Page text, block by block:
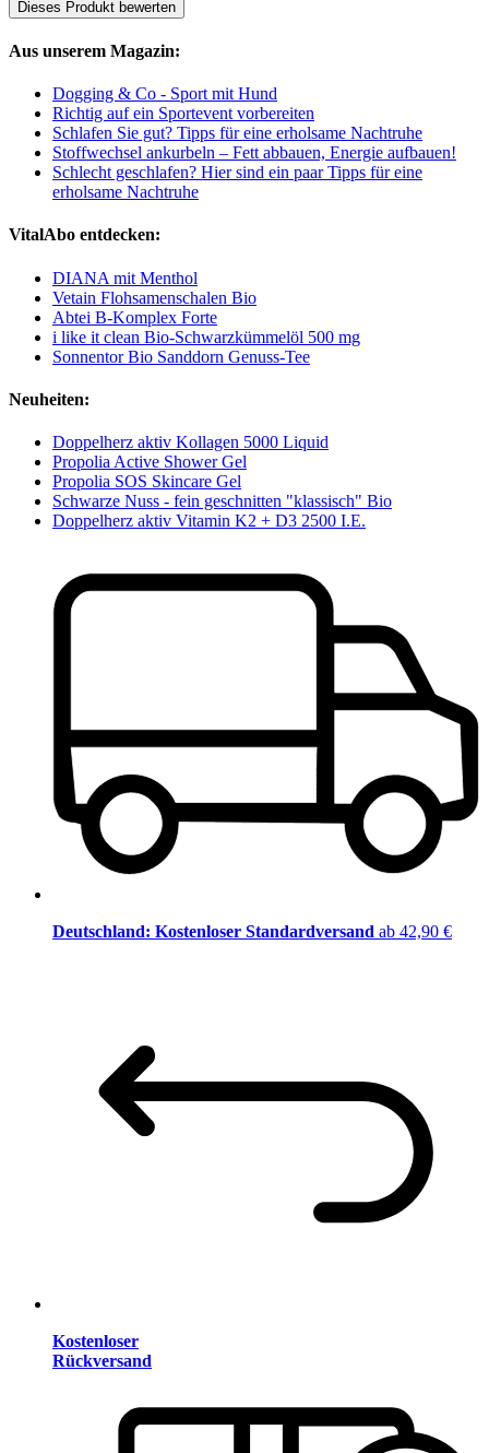
Dieses Produkt bewerten
Aus unserem Magazin:
Dogging & Co - Sport mit Hund
Richtig auf ein Sportevent vorbereiten
Schlafen Sie gut? Tipps für eine erholsame Nachtruhe
Stoffwechsel ankurbeln – Fett abbauen, Energie aufbauen!
Schlecht geschlafen? Hier sind ein paar Tipps für eine
erholsame Nachtruhe
VitalAbo entdecken:
DIANA mit Menthol
Vetain Flohsamenschalen Bio
Abtei B-Komplex Forte
i like it clean Bio-Schwarzkümmelöl 500 mg
Sonnentor Bio Sanddorn Genuss-Tee
Neuheiten:
Doppelherz aktiv Kollagen 5000 Liquid
Propolia Active Shower Gel
Propolia SOS Skincare Gel
Schwarze Nuss - fein geschnitten "klassisch" Bio
Doppelherz aktiv Vitamin K2 + D3 2500 I.E.
Deutschland: Kostenloser Standardversand ab 42,90 €
Kostenloser
Rückversand